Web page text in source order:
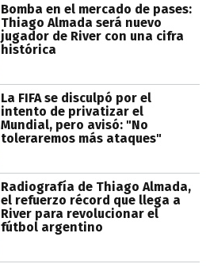
Bomba en el mercado de pases:
Thiago Almada será nuevo
jugador de River con una cifra
histórica
La FIFA se disculpó por el
intento de privatizar el
Mundial, pero avisó: "No
toleraremos más ataques"
Radiografía de Thiago Almada,
el refuerzo récord que llega a
River para revolucionar el
fútbol argentino